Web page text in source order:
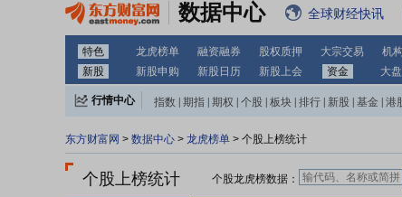
数据中心 全球财经快讯
特色 龙虎榜单 融资融券 股权质押 大宗交易 机
新股
新股申购 新股日历 新股上会 资金 大
行情中心 指数 期指 期权 个股 板块 排行 新股 基金 港
东方财富网 > 数据中心 > 龙虎榜单 > 个股上榜统计
个股上榜统计 个股龙虎榜数据：